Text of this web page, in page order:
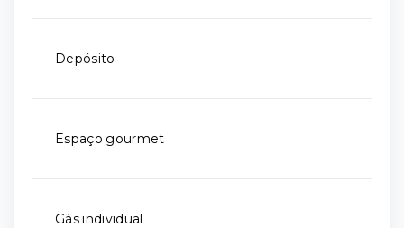
Depósito
Espaço gourmet
Gás individual